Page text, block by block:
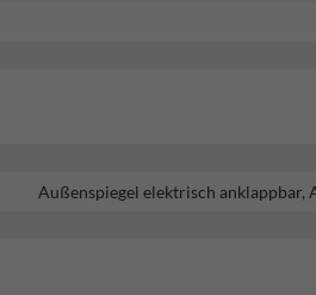
Außenspiegel elektrisch anklappbar,